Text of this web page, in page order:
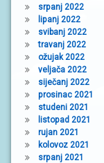
srpanj 2022
lipanj 2022
svibanj 2022
travanj 2022
ožujak 2022
veljača 2022
siječanj 2022
prosinac 2021
studeni 2021
listopad 2021
rujan 2021
kolovoz 2021
srpanj 2021